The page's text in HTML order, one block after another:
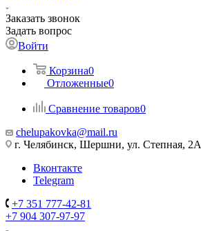
Заказать звонок
Задать вопрос
Войти
Корзина0
Отложенные0
Сравнение товаров0
chelupakovka@mail.ru
г. Челябинск, Шершни, ул. Степная, 2А
Вконтакте
Telegram
+7 351 777-42-81
+7 904 307-97-97